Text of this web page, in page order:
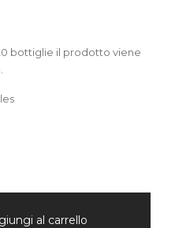
bottiglie il prodotto viene
al carrello